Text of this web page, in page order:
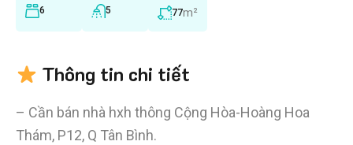
6
5
77m²
Thông tin chi tiết
– Cần bán nhà hxh thông Cộng Hòa-Hoàng Hoa
Thám, P12, Q Tân Bình.